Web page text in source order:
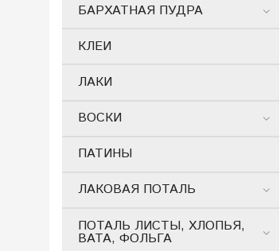
БАРХАТНАЯ ПУДРА
КЛЕИ
ЛАКИ
ВОСКИ
ПАТИНЫ
ЛАКОВАЯ ПОТАЛЬ
ПОТАЛЬ ЛИСТЫ, ХЛОПЬЯ,
ВАТА, ФОЛЬГА